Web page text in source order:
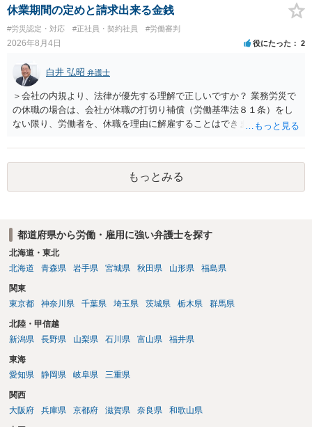
害との対応関係や合理性が重要です。 ・違約金に上限がなくても、常
に有効になるわけではありません。契約が労働契約に近い実態なら労
基法16条で無効となる余地があり、そうでなくても、金額が事務所の
損害と比べて過大なら無効や減額が争点になります。 ・契約前の修正
交渉は一般的です。 交渉の方向としては、上限額を設ける、実損害ベ
ースにする、算定根拠を明確化する、違約金ではなく「合理的な実
費・未回収費用のみ」に限定する、などが典型です。 ・弁護士に契約
前に契約書の内容をレビューしてもらう価値は十分にあると思われま
す。 争点は、契約類型が雇用か業務委託か、実態として労働者性があ
るか、解除事由が双方にどう定められているか、違約金の算定根拠が
合理的か、という複数論点に分かれます。契約前なら、交渉のパワー
バランスの問題もありますが、修正余地があるうえ、後から争うより
コストを抑えやすいので、資料等を持参の上弁護士に確認されること
をお勧めします。 ・事務所側の解除でも、解除理由によってはタレン
は、合理性や対価性を欠くとして争いやすいです。逆に、タレント側
あります。
休業期間の定めと請求出来る金銭
#労災認定・対応 #正社員・契約社員 #労働審判
2026年8月4日 役にたった 2
白井 弘昭 弁護士
＞会社の内規より、法律が優先する理解で正しいですか？ 業務労災で
の休職の場合は、会社が休職の打切り補償（労働基準法８１条）をし
ない限り、労働者を、休職を理由に解雇することはできません（労働
期間満了による退職は、業務労災への適用はありませんので、ご安心
ください。 仮に会社が打切り補償をせずに解雇した場合は、不当解雇
に当たります。 ＞労災の休業補償と、所得補償保険の保険金とは別
に、受け取れる金銭はありますでしょうか？ 業務労災の場合は、会社
逸失利益等）が認められる可能性が高いと思われます。 また、業務労
災での第三者行為傷害（同僚の不注意等による事故）の場合は、当該
第三者の賠償責任も考えられます。 労災で支払われた分は、損害額か
は、第三者から支払ってもらうことになります。 会社等との交渉が必
要になると思います（良い会社でしたら、自ら話してくると思います
が・・・）。極めて専門的な話ですので、詳細もしくは対応を最寄り
もっとみる
都道府県から労働・雇用に強い弁護士を探す
北海道・東北
北海道
青森県 岩手県 宮城県 秋田県 山形県 福島県
関東
東京都
神奈川県 千葉県 埼玉県 茨城県 栃木県 群馬県
北陸・甲信越
新潟県
長野県 山梨県 石川県 富山県 福井県
東海
愛知県
静岡県 岐阜県 三重県
関西
大阪府
兵庫県 京都府 滋賀県 奈良県 和歌山県